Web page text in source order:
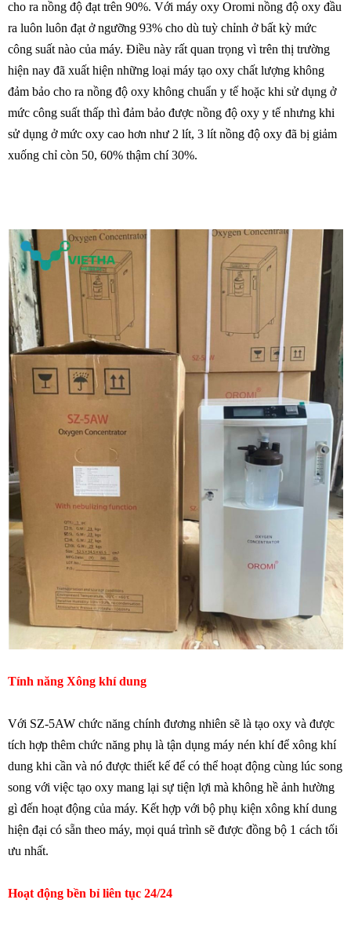
cho ra nồng độ đạt trên 90%. Với máy oxy Oromi nồng độ oxy đầu
ra luôn luôn đạt ở ngưỡng 93% cho dù tuỳ chỉnh ở bất kỳ mức
công suất nào của máy. Điều này rất quan trọng vì trên thị trường
hiện nay đã xuất hiện những loại máy tạo oxy chất lượng không
đảm bảo cho ra nồng độ oxy không chuẩn y tế hoặc khi sử dụng ở
mức công suất thấp thì đảm bảo được nồng độ oxy y tế nhưng khi
sử dụng ở mức oxy cao hơn như 2 lít, 3 lít nồng độ oxy đã bị giảm
xuống chỉ còn 50, 60% thậm chí 30%.
Tính năng Xông khí dung
Với SZ-5AW chức năng chính đương nhiên sẽ là tạo oxy và được
tích hợp thêm chức năng phụ là tận dụng máy nén khí để xông khí
dung khi cần và nó được thiết kế để có thể hoạt động cùng lúc song
song với việc tạo oxy mang lại sự tiện lợi mà không hề ảnh hường
gì đến hoạt động của máy. Kết hợp với bộ phụ kiện xông khí dung
hiện đại có sẵn theo máy, mọi quá trình sẽ được đồng bộ 1 cách tối
ưu nhất.
Hoạt động bền bỉ liên tục 24/24